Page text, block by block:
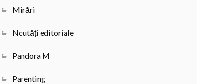
Mirări
Noutăți editoriale
Pandora M
Parenting